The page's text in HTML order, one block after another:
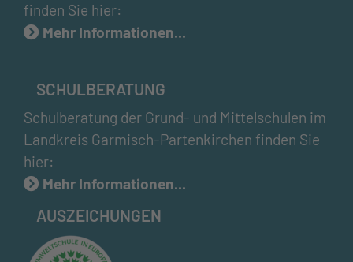
finden Sie hier:
Mehr Informationen...
SCHULBERATUNG
Schulberatung der Grund- und Mittelschulen im
Landkreis Garmisch-Partenkirchen finden Sie
hier:
Mehr Informationen...
AUSZEICHUNGEN